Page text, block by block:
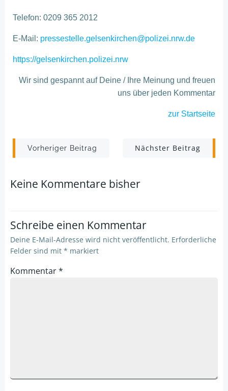
Telefon: 0209 365 2012
E-Mail: pressestelle.gelsenkirchen@polizei.nrw.de
https://gelsenkirchen.polizei.nrw
Wir sind gespannt auf Deine / Ihre Meinung und freuen
uns über jeden Kommentar
zur Startseite
Post
navigation
Vorheriger Beitrag
Post
navigation
Nächster Beitrag
Keine Kommentare bisher
Schreibe einen Kommentar
Deine E-Mail-Adresse wird nicht veröffentlicht. Erforderliche
Felder sind mit * markiert
Kommentar*